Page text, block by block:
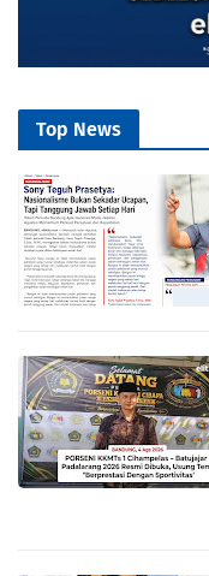
Top News